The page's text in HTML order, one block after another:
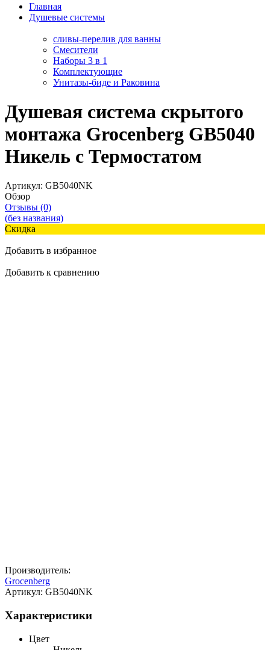
Главная
Душевые системы
сливы-перелив для ванны
Смесители
Наборы 3 в 1
Комплектующие
Унитазы-биде и Раковина
Душевая система скрытого
монтажа Grocenberg GB5040
Никель с Термостатом
Артикул: GB5040NK
Обзор
Отзывы (0)
(без названия)
Скидка
Добавить в избранное
Добавить к сравнению
Производитель:
Grocenberg
Артикул: GB5040NK
Характеристики
Цвет